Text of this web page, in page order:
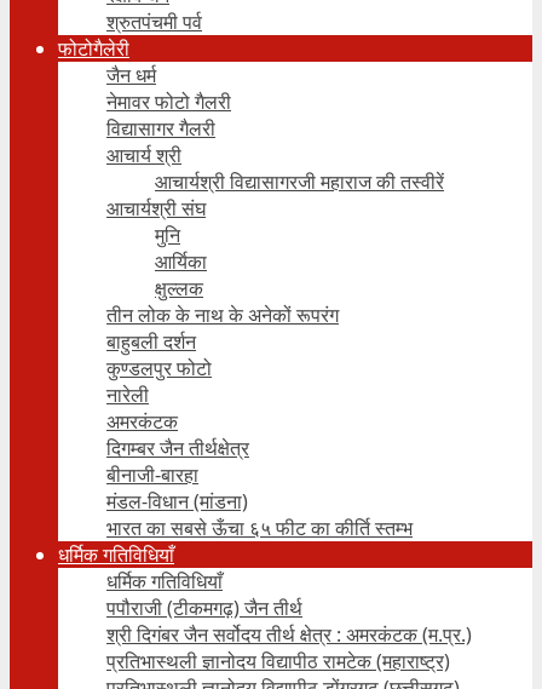
श्रुतपंचमी पर्व
फोटोगैलेरी
जैन धर्म
नेमावर फोटो गैलरी
विद्यासागर गैलरी
आचार्य श्री
आचार्यश्री विद्यासागरजी महाराज की तस्वीरें
आचार्यश्री संघ
मुनि
आर्यिका
क्षुल्लक
तीन लोक के नाथ के अनेकों रूपरंग
बाहुबली दर्शन
कुण्डलपुर फोटो
नारेली
अमरकंटक
दिगम्बर जैन तीर्थक्षेत्र
बीनाजी-बारहा
मंडल-विधान (मांडना)
भारत का सबसे ऊँचा ६५ फीट का कीर्ति स्तम्भ
धर्मिक गतिविधियाँ
धर्मिक गतिविधियाँ
पपौराजी (टीकमगढ़) जैन तीर्थ
श्री दिगंबर जैन सर्वोदय तीर्थ क्षेत्र : अमरकंटक (म.प्र.)
प्रतिभास्थली ज्ञानोदय विद्यापीठ रामटेक (महाराष्ट्र)